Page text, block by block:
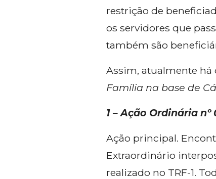
restrição de
os servidores que
também são
Assim, atualmente há
Família na base de
1 – Ação Ordinária nº
Ação principal.
Extraordinário
realizado no TRF-1.